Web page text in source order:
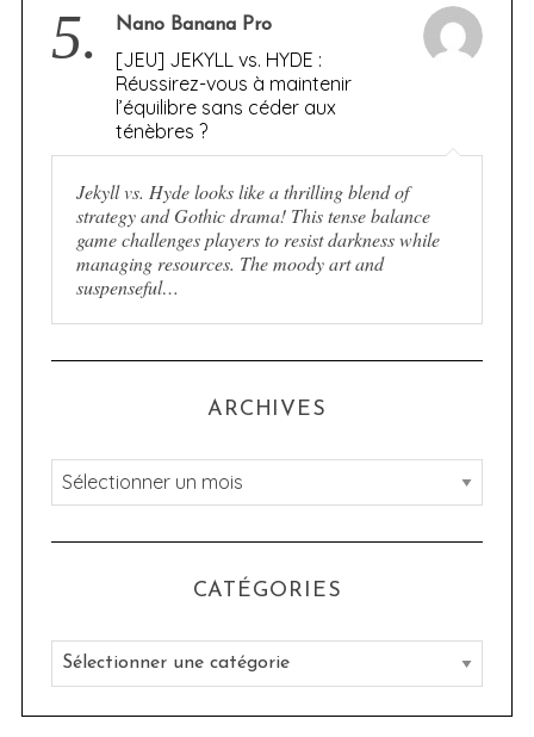
5. Nano Banana Pro
[JEU] JEKYLL vs. HYDE :
Réussirez-vous à maintenir
l’équilibre sans céder aux
ténèbres ?
Jekyll vs. Hyde looks like a thrilling blend of
strategy and Gothic drama! This tense balance
game challenges players to resist darkness while
managing resources. The moody art and
suspenseful…
ARCHIVES
A
r
c
v
CATÉGORIES
C
a
t